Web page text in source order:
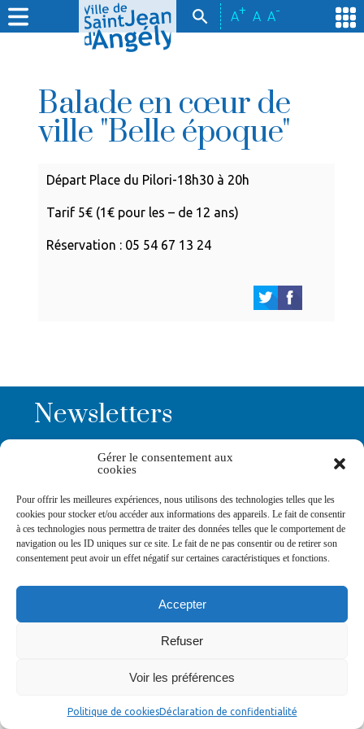
Gérer le consentement aux
cookies
Pour offrir les meilleures expériences, nous utilisons des technologies telles que les
cookies pour stocker et/ou accéder aux informations des appareils. Le fait de consentir
à ces technologies nous permettra de traiter des données telles que le comportement de
navigation ou les ID uniques sur ce site. Le fait de ne pas consentir ou de retirer son
consentement peut avoir un effet négatif sur certaines caractéristiques et fonctions.
Accepter
Refuser
Voir les préférences
Politique de cookiesDéclaration de confidentialité
A+ A A-
Balade en cœur de
ville "Belle époque"
Départ Place du Pilori-18h30 à 20h
Tarif 5€ (1€ pour les – de 12 ans)
Réservation : 05 54 67 13 24
Newsletters
Abonnez-vous à la newsletter
© Ville de Saint-Jean-d'Angély 2026
Découvrir la ville
Contact
Plan du site
Données personnelles